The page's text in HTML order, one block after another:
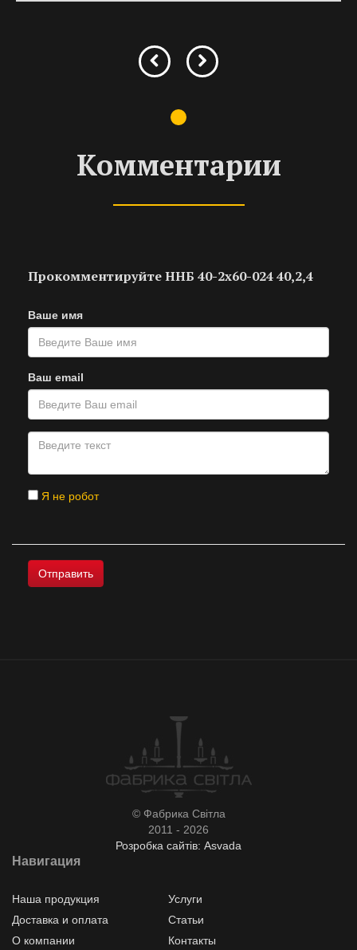
Комментарии
Прокомментируйте ННБ 40-2х60-024 40,2,4
Ваше имя
Ваш email
Я не робот
© Фабрика Світла
2011 - 2026
Розробка сайтів: Asvada
Навигация
Наша продукция
Услуги
Доставка и оплата
Статьи
О компании
Контакты